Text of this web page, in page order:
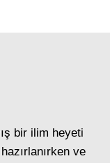
bir ilim heyeti
ve